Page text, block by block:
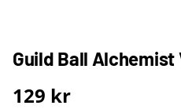
Guild Ball Alchemist
129 kr